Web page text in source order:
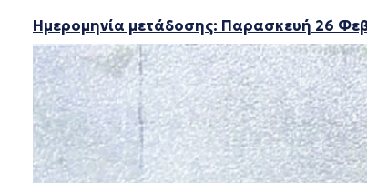
Ημερομηνία μετάδοσης: Παρασκευή 26